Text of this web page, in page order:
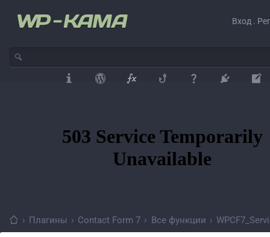
Вход .
› Плагины › Contact Form 7 › Все функции ›